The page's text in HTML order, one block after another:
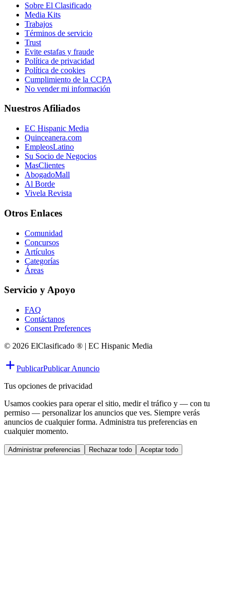
Sobre El Clasificado
Media Kits
Trabajos
Términos de servicio
Trust
Evite estafas y fraude
Política de privacidad
Política de cookies
Cumplimiento de la CCPA
No vender mi información
Nuestros Afiliados
EC Hispanic Media
Quinceanera.com
EmpleosLatino
Su Socio de Negocios
MasClientes
AbogadoMall
Al Borde
Vivela Revista
Otros Enlaces
Comunidad
Concursos
Artículos
Categorías
Áreas
Servicio y Apoyo
FAQ
Contáctanos
Consent Preferences
© 2026 ElClasificado ® | EC Hispanic Media
PublicarPublicar Anuncio
Tus opciones de privacidad
Usamos cookies para operar el sitio, medir el tráfico y — con tu
permiso — personalizar los anuncios que ves. Siempre verás
anuncios de cualquier forma. Administra tus preferencias en
cualquier momento.
Administrar preferencias Rechazar todo Aceptar todo